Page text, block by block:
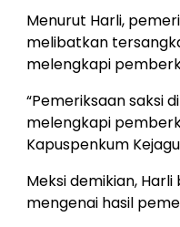
Menurut Harli,
melibatkan
melengkapi
“Pemeriksaan saksi
melengkapi
Kapuspenkum
Meksi demikian,
mengenai hasil